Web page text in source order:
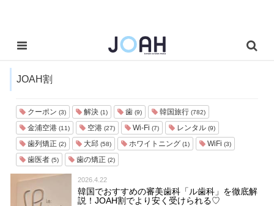
JOAH割
クーポン (3) 解決 (1) 歯 (9) 韓国旅行 (782)
金浦空港 (11) 空港 (27) Wi-Fi (7) レンタル (9)
歯列矯正 (2) 大邱 (58) ホワイトニング (1) WiFi (3)
歯医者 (5) 歯の矯正 (2)
2026.4.22
韓国でおすすめの審美歯科「ル歯科」を徹底解
説！JOAH割でより安く受けられる♡